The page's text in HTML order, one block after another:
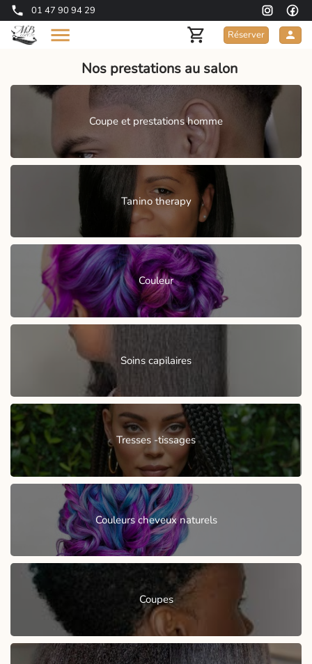
01 47 90 94 29
Réserver
Nos prestations au salon
Coupe et prestations homme
Tanino therapy
Couleur
Soins capilaires
Tresses -tissages
Couleurs cheveux naturels
Coupes